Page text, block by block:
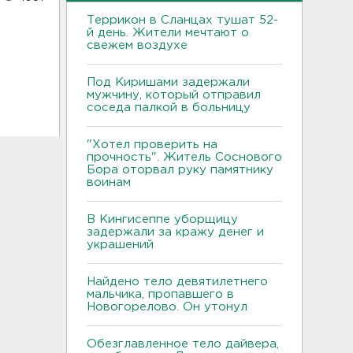
Террикон в Сланцах тушат 52-
й день. Жители мечтают о
свежем воздухе
Под Киришами задержали
мужчину, который отправил
соседа палкой в больницу
"Хотел проверить на
прочность". Житель Соснового
Бора оторвал руку памятнику
воинам
В Кингисеппе уборщицу
задержали за кражу денег и
украшений
Найдено тело девятилетнего
мальчика, пропавшего в
Новогорелово. Он утонул
Обезглавленное тело дайвера,